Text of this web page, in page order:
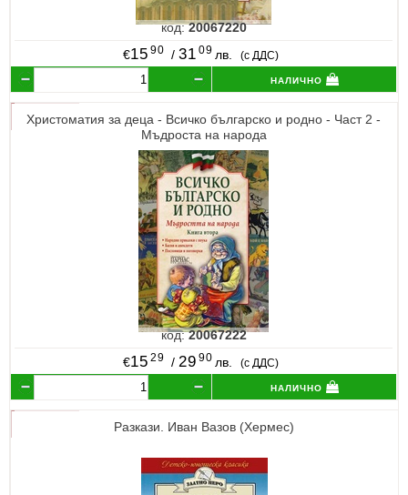
код:20067220
€15 90 / 31 09 лв. (с ДДС)
налично
Христоматия за деца - Всичко българско и родно - Част 2 -
Мъдроста на народа
код:20067222
€15 29 / 29 90 лв. (с ДДС)
налично
Разкази. Иван Вазов (Хермес)